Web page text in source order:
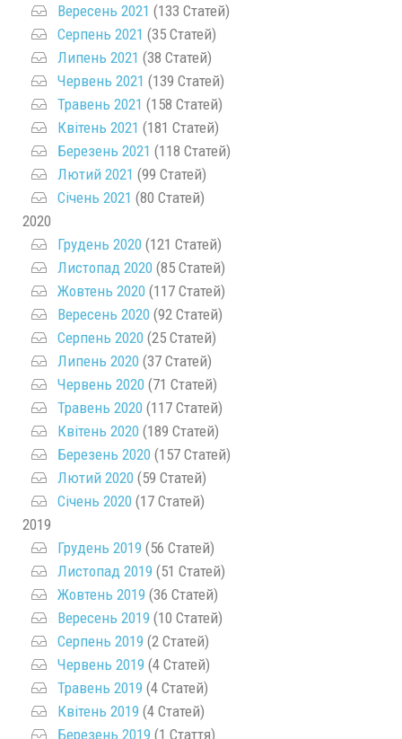
Вересень 2021 (133 Статей)
Серпень 2021 (35 Статей)
Липень 2021 (38 Статей)
Червень 2021 (139 Статей)
Травень 2021 (158 Статей)
Квітень 2021 (181 Статей)
Березень 2021 (118 Статей)
Лютий 2021 (99 Статей)
Січень 2021 (80 Статей)
2020
Грудень 2020 (121 Статей)
Листопад 2020 (85 Статей)
Жовтень 2020 (117 Статей)
Вересень 2020 (92 Статей)
Серпень 2020 (25 Статей)
Липень 2020 (37 Статей)
Червень 2020 (71 Статей)
Травень 2020 (117 Статей)
Квітень 2020 (189 Статей)
Березень 2020 (157 Статей)
Лютий 2020 (59 Статей)
Січень 2020 (17 Статей)
2019
Грудень 2019 (56 Статей)
Листопад 2019 (51 Статей)
Жовтень 2019 (36 Статей)
Вересень 2019 (10 Статей)
Серпень 2019 (2 Статей)
Червень 2019 (4 Статей)
Травень 2019 (4 Статей)
Квітень 2019 (4 Статей)
Березень 2019 (1 Стаття)